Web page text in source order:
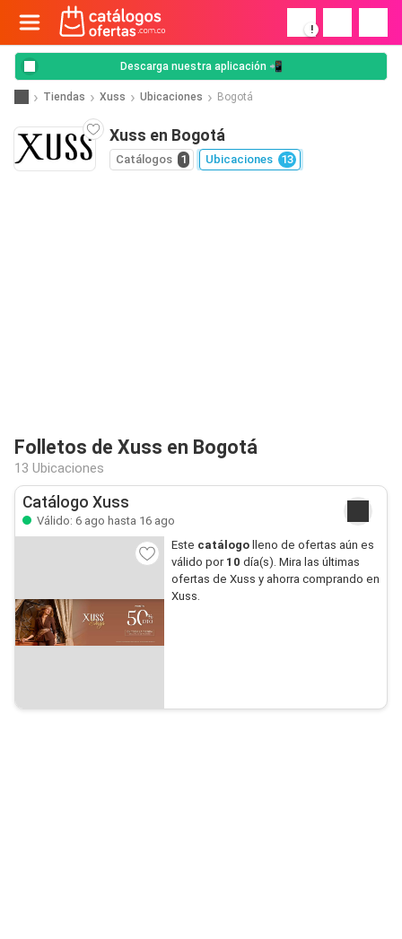
!
Descarga nuestra aplicación 📲
Tiendas Xuss Ubicaciones Bogotá
Xuss en Bogotá
Catálogos 1 Ubicaciones 13
Folletos de Xuss en Bogotá
13 Ubicaciones
Catálogo Xuss
Válido: 6 ago hasta 16 ago
Este catálogolleno de ofertas aún es
válido por 10 día(s). Mira las últimas
ofertas de Xuss y ahorra comprando en
Xuss.